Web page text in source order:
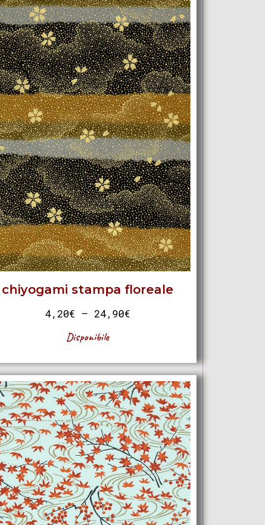
chiyogami stampa floreale
4,20€ – 24,90€
Disponibile